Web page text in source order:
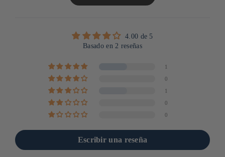
4.00 de 5
Basado en 2 reseñas
1
0
1
0
0
Escribir una reseña